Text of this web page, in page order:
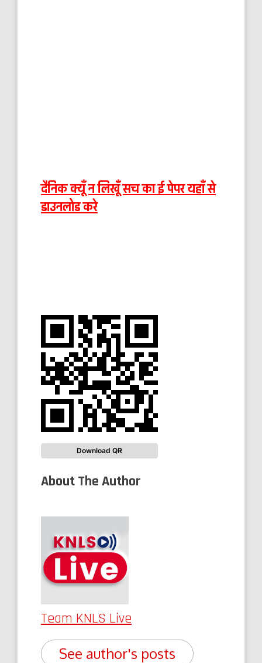
दैनिक क्यूँ न लिखूँ सच का ई पेपर यहाँ से
डाउनलोड करे
Download QR
About The Author
Team KNLS Live
See author's posts